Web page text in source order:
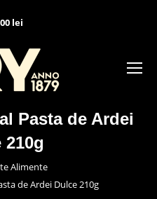
lei
Pasta de Ardei
210g
Alimente
de Ardei Dulce 210g